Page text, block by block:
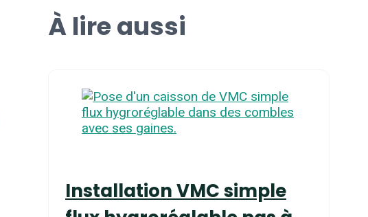
À lire aussi
Installation VMC simple